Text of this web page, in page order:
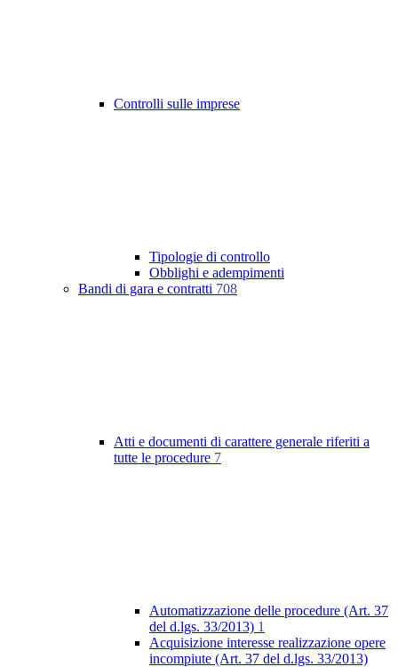
Controlli sulle imprese
Tipologie di controllo
Obblighi e adempimenti
Bandi di gara e contratti 708
Atti e documenti di carattere generale riferiti a
tutte le procedure 7
Automatizzazione delle procedure (Art. 37
del d.lgs. 33/2013) 1
Acquisizione interesse realizzazione opere
incompiute (Art. 37 del d.lgs. 33/2013)